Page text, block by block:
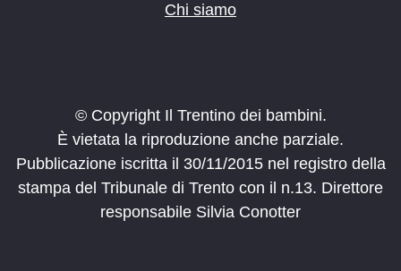
Chi siamo
© Copyright Il Trentino dei bambini.
È vietata la riproduzione anche parziale.
Pubblicazione iscritta il 30/11/2015 nel registro della
stampa del Tribunale di Trento con il n.13. Direttore
responsabile Silvia Conotter